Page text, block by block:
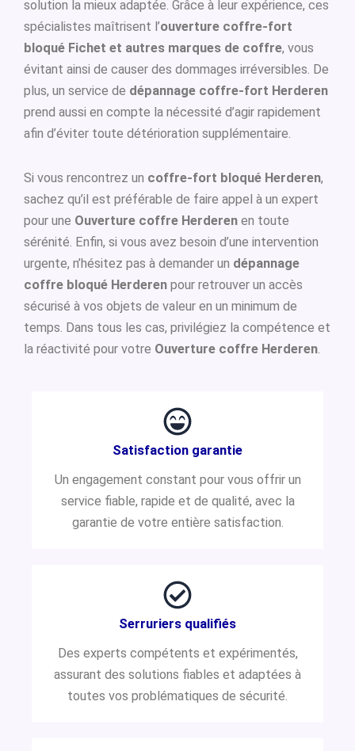
solution la mieux adaptée. Grâce à leur expérience, ces
spécialistes maîtrisent l’ouverture coffre-fort
bloqué Fichet et autres marques de coffre, vous
évitant ainsi de causer des dommages irréversibles. De
plus, un service de dépannage coffre-fort Herderen
prend aussi en compte la nécessité d’agir rapidement
afin d’éviter toute détérioration supplémentaire.
Si vous rencontrez un coffre-fort bloqué Herderen,
sachez qu’il est préférable de faire appel à un expert
pour une Ouverture coffre Herderen en toute
sérénité. Enfin, si vous avez besoin d’une intervention
urgente, n’hésitez pas à demander un dépannage
coffre bloqué Herderen pour retrouver un accès
sécurisé à vos objets de valeur en un minimum de
temps. Dans tous les cas, privilégiez la compétence et
la réactivité pour votre Ouverture coffre Herderen.
Satisfaction garantie
Un engagement constant pour vous offrir un
service fiable, rapide et de qualité, avec la
garantie de votre entière satisfaction.
Serruriers qualifiés
Des experts compétents et expérimentés,
assurant des solutions fiables et adaptées à
toutes vos problématiques de sécurité.